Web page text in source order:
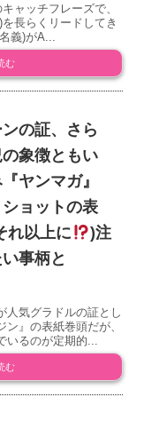
ャッチフレーズで、
長らくリードしてき
義)がA...
む
の証、さら
象徴ともい
ヤンマガ』
ョットの表
れ以上に
)注
事柄と
人気グラドルの証とし
』の表紙巻頭だが、
るのが定期的...
む